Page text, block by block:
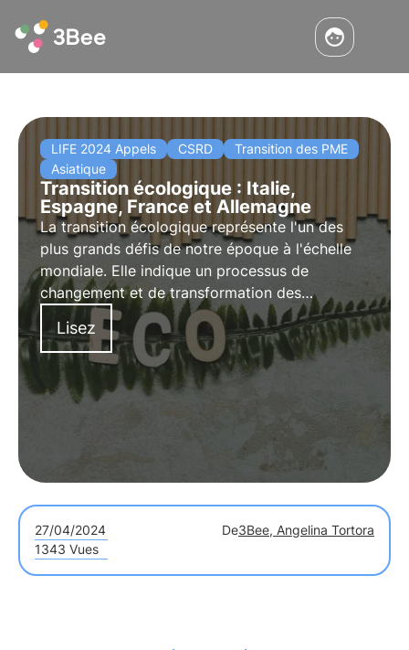
LIFE 2024 Appels CSRD
Transition des PME
Asiatique
Transition écologique : Italie,
Espagne, France et Allemagne
La transition écologique représente l'un des
plus grands défis de notre époque à l'échelle
mondiale. Elle indique un processus de
changement et de transformation des
entreprises et de l'économie vers des objectifs
durables (ESG) et la décarbonisation. Nous
analysons les progrès réalisés en Italie, en
Espagne, en France et en Allemagne.
Lisez
27/04/2024 De3Bee, Angelina Tortora
1343 Vues